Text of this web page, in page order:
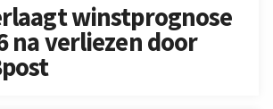
winstprognose
na verliezen door